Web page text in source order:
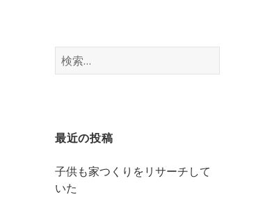
検
索
最近の投稿
子供も家つくりをリサーチして
いた